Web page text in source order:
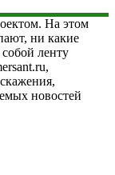
На этом
ни какие
ленту
новостей